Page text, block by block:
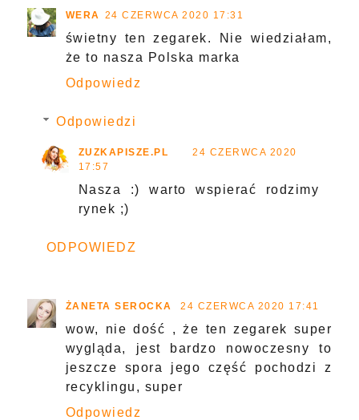
WERA 24 CZERWCA 2020 17:31
świetny ten zegarek. Nie wiedziałam,
że to nasza Polska marka
Odpowiedz
Odpowiedzi
ZUZKAPISZE.PL
24 CZERWCA 2020
17:57
Nasza :) warto wspierać rodzimy
rynek ;)
ODPOWIEDZ
ŻANETA SEROCKA 24 CZERWCA 2020 17:41
wow, nie dość , że ten zegarek super
wygląda, jest bardzo nowoczesny to
jeszcze spora jego część pochodzi z
recyklingu, super
Odpowiedz